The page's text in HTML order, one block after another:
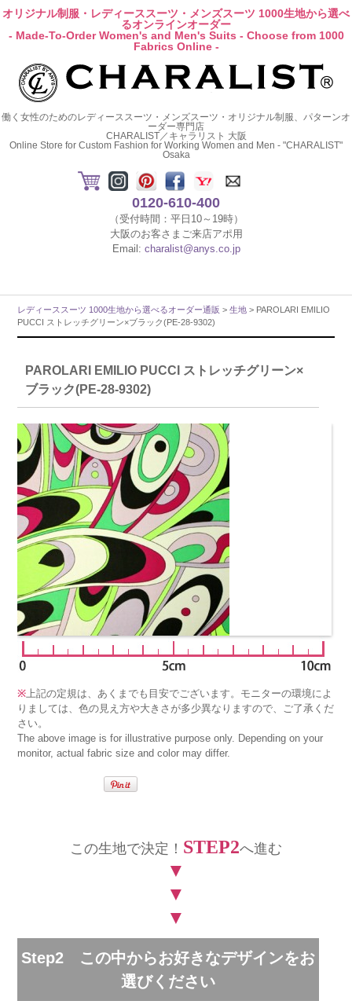
オリジナル制服・レディーススーツ・メンズスーツ 1000生地から選べ
るオンラインオーダー
- Made-To-Order Women's and Men's Suits - Choose from 1000
Fabrics Online -
働く女性のためのレディーススーツ・メンズスーツ・オリジナル制服、パターンオ
ーダー専門店
CHARALIST／キャラリスト 大阪
Online Store for Custom Fashion for Working Women and Men - "CHARALIST"
Osaka
0120-610-400
（受付時間：平日10～19時）
大阪のお客さまご来店アポ用
Email: charalist@anys.co.jp
レディーススーツ 1000生地から選べるオーダー通販 >生地 > PAROLARI EMILIO
PUCCI ストレッチグリーン×ブラック(PE-28-9302)
PAROLARI EMILIO PUCCI ストレッチグリーン×
ブラック(PE-28-9302)
※上記の定規は、あくまでも目安でございます。モニターの環境によ
りましては、色の見え方や大きさが多少異なりますので、ご了承くだ
さい。
The above image is for illustrative purpose only. Depending on your
monitor, actual fabric size and color may differ.
この生地で決定！ STEP2へ進む
▼
▼
▼
Step2 この中からお好きなデザインをお
選びください